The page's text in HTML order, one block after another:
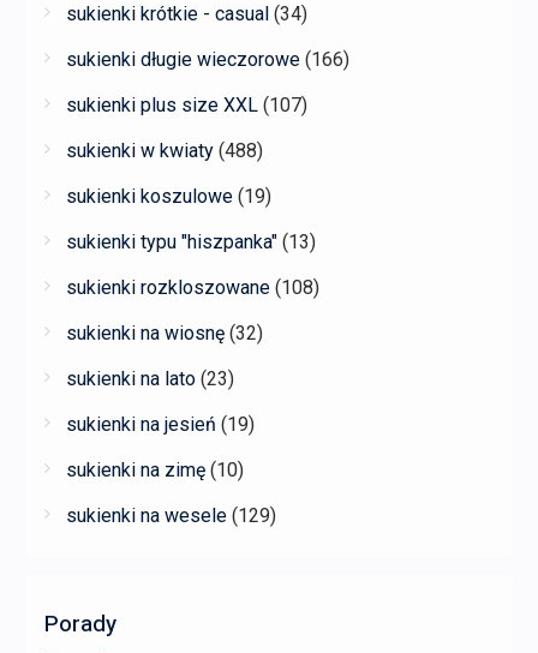
sukienki krótkie - casual (34)
sukienki długie wieczorowe (166)
sukienki plus size XXL (107)
sukienki w kwiaty (488)
sukienki koszulowe (19)
sukienki typu "hiszpanka" (13)
sukienki rozkloszowane (108)
sukienki na wiosnę (32)
sukienki na lato (23)
sukienki na jesień (19)
sukienki na zimę (10)
sukienki na wesele (129)
Porady